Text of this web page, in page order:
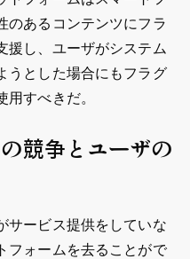
のあるコンテンツにフラ
援し、ユーザがシステム
うとした場合にもフラグ
すべきだ。
競争とユーザの
サービス提供をしていな
フォームを去ることがで